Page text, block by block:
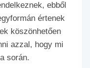
ebből
értenek
köszönhetően
azzal, hogy mi
során.